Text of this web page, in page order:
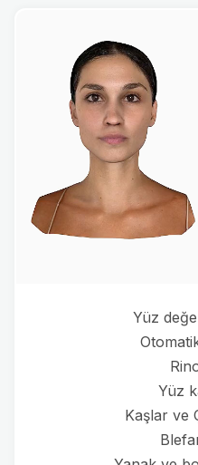
Yüz
Yüz
Kaşlar ve